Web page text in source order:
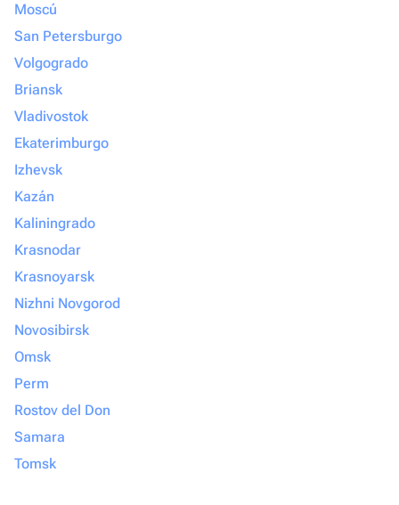
Moscú
San Petersburgo
Volgogrado
Briansk
Vladivostok
Ekaterimburgo
Izhevsk
Kazán
Kaliningrado
Krasnodar
Krasnoyarsk
Nizhni Novgorod
Novosibirsk
Omsk
Perm
Rostov del Don
Samara
Tomsk